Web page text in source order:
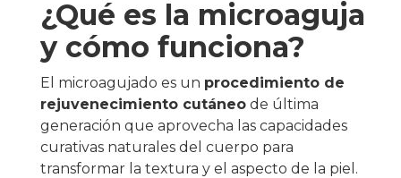
¿Qué es la microaguja
y cómo funciona?
El microagujado es un procedimiento de
rejuvenecimiento cutáneo de última
generación que aprovecha las capacidades
curativas naturales del cuerpo para
transformar la textura y el aspecto de la piel.